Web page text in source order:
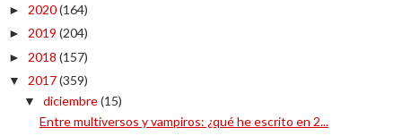
► 2020(164)
► 2019 (204)
► 2018 (157)
▼ 2017(359)
▼ diciembre(15)
Entre multiversos y vampiros: ¿qué he escrito en 2...